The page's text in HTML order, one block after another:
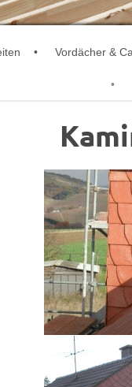
Vordächer &